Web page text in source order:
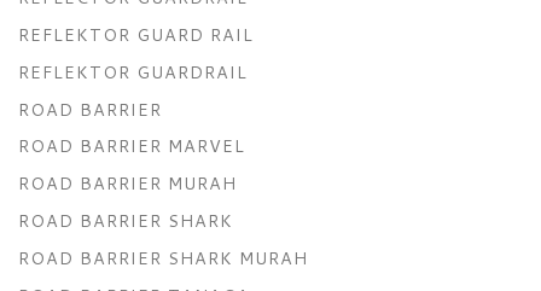
REFLEKTOR GUARD RAIL
REFLEKTOR GUARDRAIL
ROAD BARRIER
ROAD BARRIER MARVEL
ROAD BARRIER MURAH
ROAD BARRIER SHARK
ROAD BARRIER SHARK MURAH